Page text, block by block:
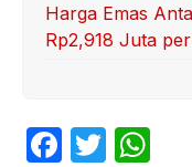
Harga Emas
Rp2,918 Juta
F
T